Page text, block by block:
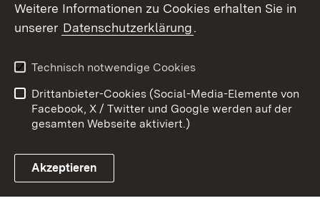
Link zum Landesportal
Kontakt
Datenschutz
Barrierefreiheit
Impressum Cookies
Weitere Informationen zu Cookies erhalten Sie in
unserer Datenschutzerklärung.
Technisch notwendige Cookies
Drittanbieter-Cookies (Social-Media-Elemente von
Facebook, X / Twitter und Google werden auf der
gesamten Webseite aktiviert.)
Akzeptieren